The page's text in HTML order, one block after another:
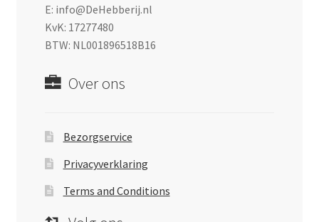
E: info@DeHebberij.nl
KvK: 17277480
BTW: NL001896518B16
Over ons
Bezorgservice
Privacyverklaring
Terms and Conditions